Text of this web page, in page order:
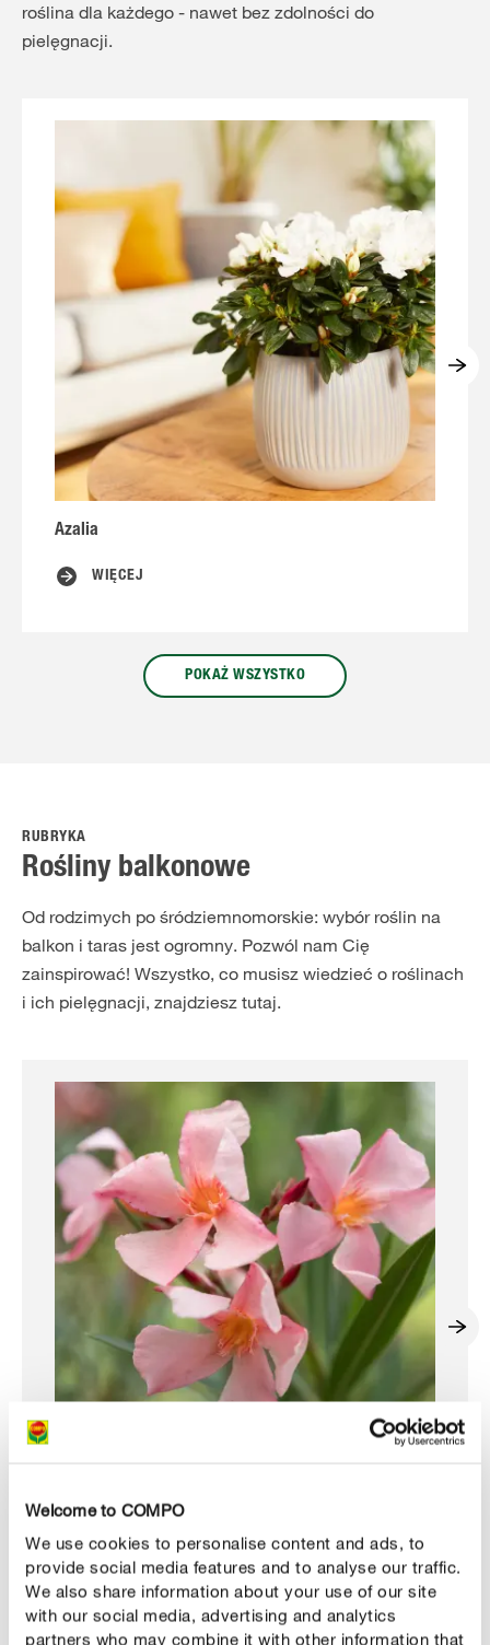
Welcome to COMPO
We use cookies to personalise content and ads, to
provide social media features and to analyse our traffic.
We also share information about your use of our site
with our social media, advertising and analytics
partners who may combine it with other information that
roślina dla każdego - nawet bez zdolności do
pielęgnacji.
Azalia
WIĘCEJ
POKAŻ WSZYSTKO
RUBRYKA
Rośliny balkonowe
Od rodzimych po śródziemnomorskie: wybór roślin na
balkon i taras jest ogromny. Pozwól nam Cię
zainspirować! Wszystko, co musisz wiedzieć o roślinach
i ich pielęgnacji, znajdziesz tutaj.
WIĘCEJ
POKAŻ WSZYSTKO